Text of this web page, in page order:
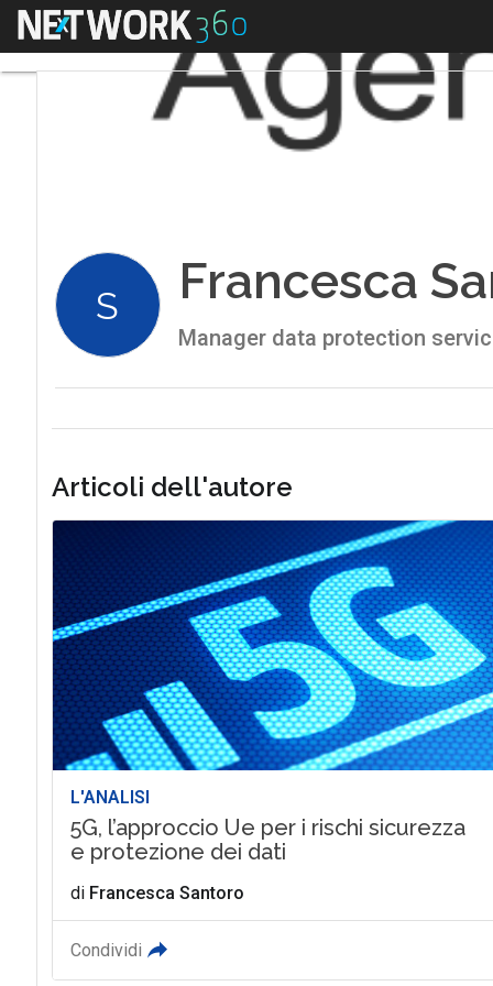
Menu
S Francesca
Manager data protection
Articoli dell'autore
L'ANALISI
5G, l’approccio Ue per i rischi sicurezza
e protezione dei dati
di Francesca Santoro
Condividi